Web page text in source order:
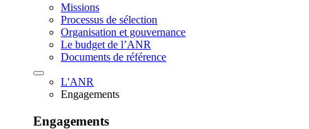
Missions
Processus de sélection
Organisation et gouvernance
Le budget de l’ANR
Documents de référence
L'ANR
Engagements
Engagements